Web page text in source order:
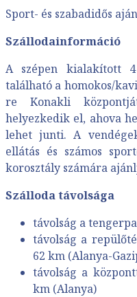
Sport- és szabadidős
Szállodainformáció
A szépen kialakított
található a homokos/
re Konakli
helyezkedik el, ahova
lehet junti. A
ellátás és számos
korosztály számára
Szálloda távolsága
távolság a
távolság a
62 km (Alanya-
távolság a
km (Alanya)